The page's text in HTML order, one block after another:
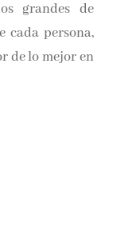
grandes de
cada persona,
de lo mejor en